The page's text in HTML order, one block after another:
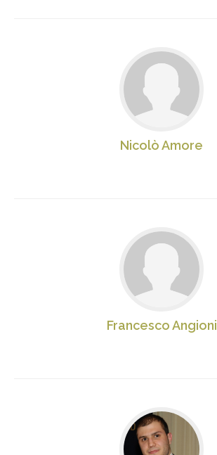
Nicolò Amore
Francesco Angioni